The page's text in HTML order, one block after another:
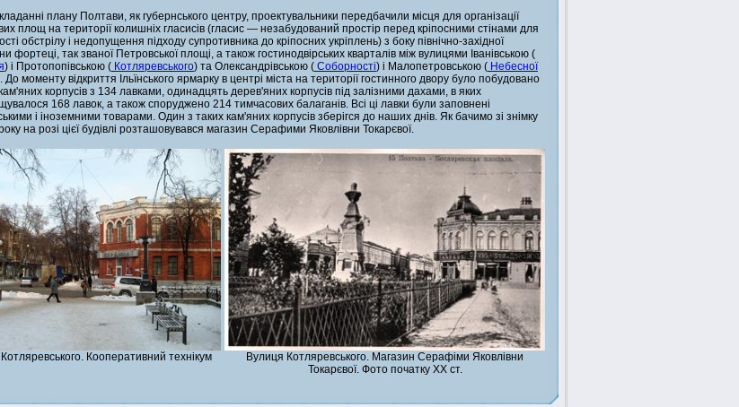
плану Полтави, як губернського центру, проектувальники передбачили місця для організації
площ на території колишніх гласисів (гласис — незабудований простір перед кріпосними стінами для
обстрілу і недопущення підходу супротивника до кріпосних укріплень) з боку північно-західної
фортеці, так званої Петровської площі, а також гостинодвірських кварталів між вулицями Іванівською (
) і Протопопівською ( Котляревського) та Олександрівською ( Соборності) і Малопетровською ( Небесної
До моменту відкриття Ільїнського ярмарку в центрі міста на території гостинного двору було побудовано
корпусів з 134 лавками, одинадцять дерев'яних корпусів під залізними дахами, в яких
168 лавок, а також споруджено 214 тимчасових балаганів. Всі ці лавки були заповнені
і іноземними товарами. Один з таких кам'яних корпусів зберігся до наших днів. Як бачимо зі знімку
на розі цієї будівлі розташовувався магазин Серафими Яковлівни Токарєвої.
Кооперативний технікум
Вулиця Котляревського. Магазин Серафіми Яковлівни
Токарєвої. Фото початку ХХ ст.